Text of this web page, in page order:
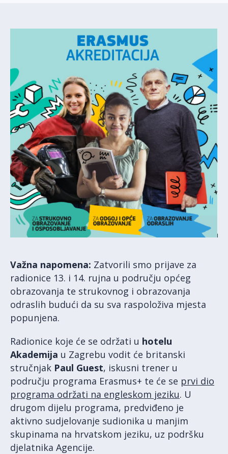
Važna napomena: Zatvorili smo prijave za
radionice 13. i 14. rujna u području općeg
obrazovanja te strukovnog i obrazovanja
odraslih budući da su sva raspoloživa mjesta
popunjena.
Radionice koje će se održati u hotelu
Akademija u Zagrebu vodit će britanski
stručnjak Paul Guest, iskusni trener u
području programa Erasmus+ te će se prvi dio
programa održati na engleskom jeziku. U
drugom dijelu programa, predviđeno je
aktivno sudjelovanje sudionika u manjim
skupinama na hrvatskom jeziku, uz podršku
djelatnika Agencije.